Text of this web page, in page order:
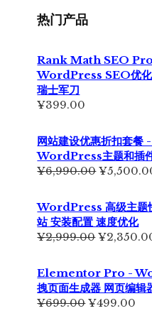
热门产品
Rank Math SEO Pro
WordPress SEO优化
瑞士军刀
¥399.00
网站建设优惠折扣套餐
WordPress主题和插
¥6,990.00原
为：
¥
WordPress 高级主题
站 安装配置 速度优化
¥2,999.00原
¥
Elementor Pro -
拽页面生成器 网页编辑
¥699.00原
¥499.00